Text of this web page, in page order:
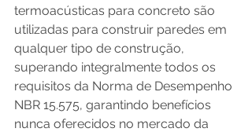
termoacústicas para concreto são
utilizadas para construir paredes em
qualquer tipo de construção,
superando integralmente todos os
requisitos da Norma de Desempenho
NBR 15.575, garantindo benefícios
nunca oferecidos no mercado da